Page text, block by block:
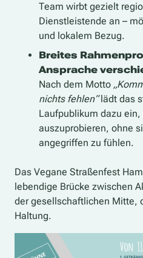
Team wirbt gezielt
Dienstleistende an –
und lokalem Bezug.
Breites
Ansprache
Nach dem Motto
nichts fehlen“lädt das
Laufpublikum dazu ein,
auszuprobieren, ohne
angegriffen zu fühlen.
Das Vegane Straßenfest
lebendige Brücke zwischen
der gesellschaftlichen Mitte,
Haltung.